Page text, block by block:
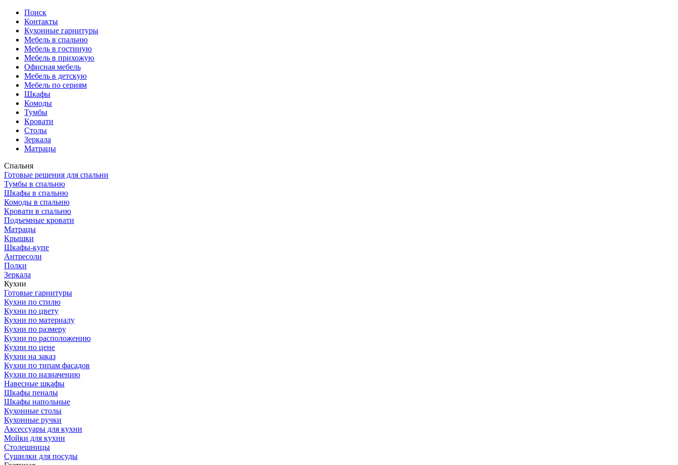
Поиск
Контакты
Кухонные гарнитуры
Мебель в спальню
Мебель в гостиную
Мебель в прихожую
Офисная мебель
Мебель в детскую
Мебель по сериям
Шкафы
Комоды
Тумбы
Кровати
Столы
Зеркала
Матрацы
Спальня
Готовые решения для спальни
Тумбы в спальню
Шкафы в спальню
Комоды в спальню
Кровати в спальню
Подъемные кровати
Матрацы
Крышки
Шкафы-купе
Антресоли
Полки
Зеркала
Кухни
Готовые гарнитуры
Кухни по стилю
Кухни по цвету
Кухни по материалу
Кухни по размеру
Кухни по расположению
Кухни по цене
Кухни на заказ
Кухни по типам фасадов
Кухни по назначению
Навесные шкафы
Шкафы пеналы
Шкафы напольные
Кухонные столы
Кухонные ручки
Аксессуары для кухни
Мойки для кухни
Столешницы
Сушилки для посуды